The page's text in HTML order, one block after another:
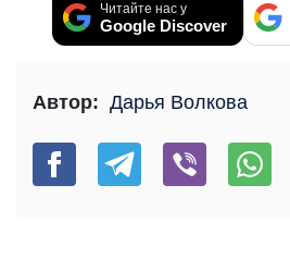
Читайте нас у
Google Discover
Автор: Дарья Волкова